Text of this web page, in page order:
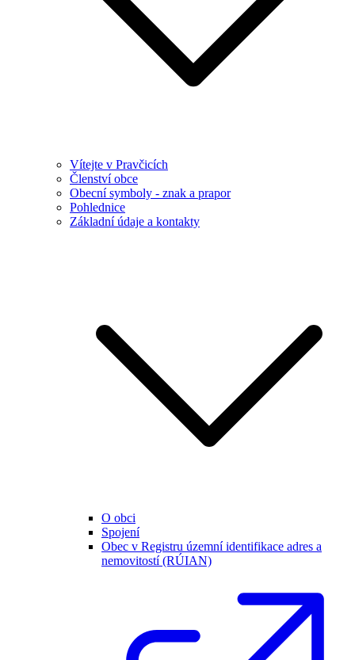
Vítejte v Pravčicích
Členství obce
Obecní symboly - znak a prapor
Pohlednice
Základní údaje a kontakty
O obci
Spojení
Obec v Registru územní identifikace adres a
nemovitostí (RÚIAN)